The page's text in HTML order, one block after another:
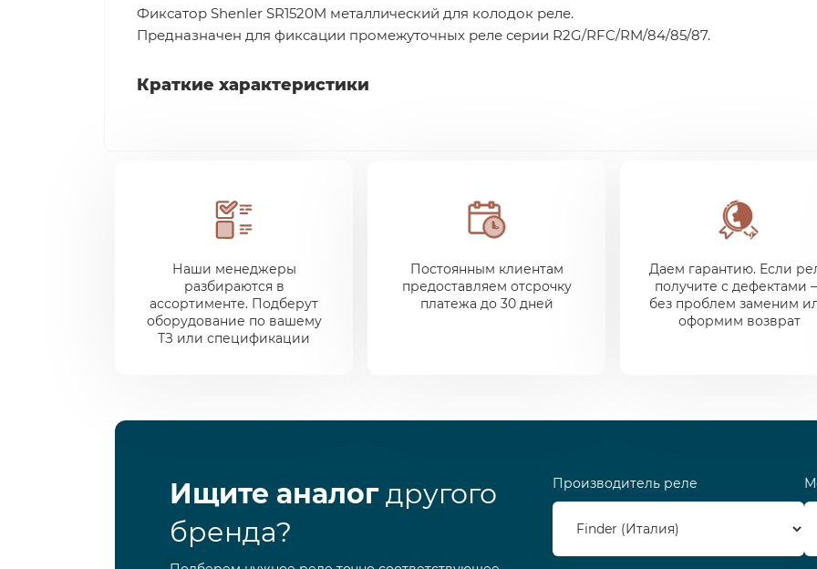
Фиксатор Shenler SR1520M металлический для колодок реле.
Предназначен для фиксации промежуточных реле серии R2G/RFC/RM/84/85/87.
Краткие характеристики
Наши менеджеры
разбираются в
ассортименте. Подберут
оборудование по вашему
ТЗ или спецификации
Постоянным клиентам
предоставляем отсрочку
платежа до 30 дней
Даем гарантию. Если
получите с дефектами
без проблем заменим
оформим возврат
Ищите аналогдругого
бренда?
Производитель реле